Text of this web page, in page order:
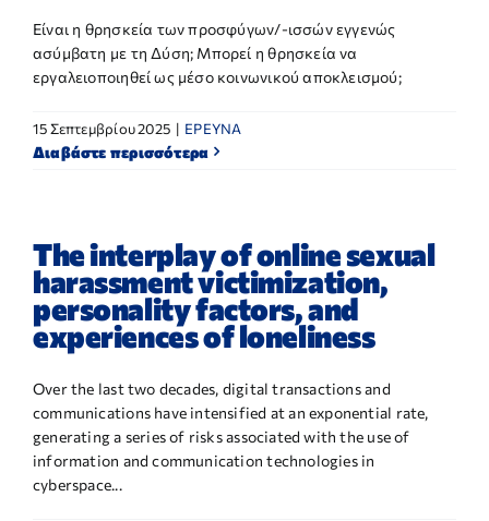
Είναι η θρησκεία των προσφύγων/-ισσών εγγενώς
ασύμβατη με τη Δύση; Μπορεί η θρησκεία να
εργαλειοποιηθεί ως μέσο κοινωνικού αποκλεισμού;
15 Σεπτεμβρίου 2025 | ΕΡΕΥΝΑ
Διαβάστε περισσότερα
The interplay of online sexual
harassment victimization,
personality factors, and
experiences of loneliness
Over the last two decades, digital transactions and
communications have intensified at an exponential rate,
generating a series of risks associated with the use of
information and communication technologies in
cyberspace...